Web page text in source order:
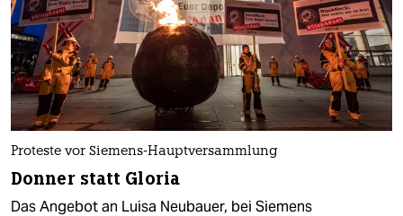
Proteste vor Siemens-Hauptversammlung
Donner statt Gloria
Das Angebot an Luisa Neubauer, bei Siemens